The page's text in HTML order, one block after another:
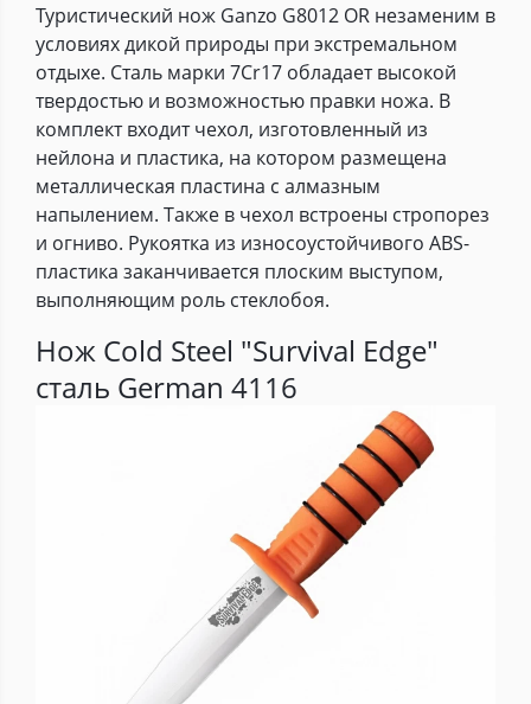
Туристический нож Ganzo G8012 OR незаменим в
условиях дикой природы при экстремальном
отдыхе. Сталь марки 7Cr17 обладает высокой
твердостью и возможностью правки ножа. В
комплект входит чехол, изготовленный из
нейлона и пластика, на котором размещена
металлическая пластина с алмазным
напылением. Также в чехол встроены стропорез
и огниво. Рукоятка из износоустойчивого ABS-
пластика заканчивается плоским выступом,
выполняющим роль стеклобоя.
Нож Cold Steel "Survival Edge"
сталь German 4116